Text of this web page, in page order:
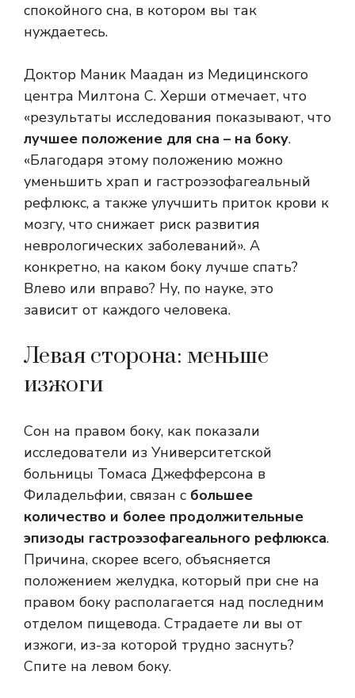
спокойного сна, в котором вы так
нуждаетесь.
Доктор Маник Маадан из Медицинского
центра Милтона С. Херши отмечает, что
«результаты исследования показывают, что
лучшее положение для сна – на боку.
«Благодаря этому положению можно
уменьшить храп и гастроэзофагеальный
рефлюкс, а также улучшить приток крови к
мозгу, что снижает риск развития
неврологических заболеваний». А
конкретно, на каком боку лучше спать?
Влево или вправо? Ну, по науке, это
зависит от каждого человека.
Левая сторона: меньше
изжоги
Сон на правом боку, как показали
исследователи из Университетской
больницы Томаса Джефферсона в
Филадельфии, связан с большее
количество и более продолжительные
эпизоды гастроэзофагеального рефлюкса.
Причина, скорее всего, объясняется
положением желудка, который при сне на
правом боку располагается над последним
отделом пищевода. Страдаете ли вы от
изжоги, из-за которой трудно заснуть?
Спите на левом боку.